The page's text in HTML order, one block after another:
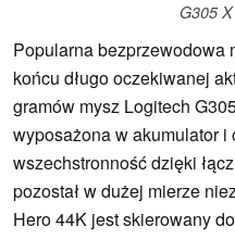
G305
Popularna bezprzewodowa
końcu długo oczekiwanej
gramów mysz Logitech
wyposażona w akumulator i
wszechstronność dzięki
pozostał w dużej mierze
Hero 44K jest skierowany